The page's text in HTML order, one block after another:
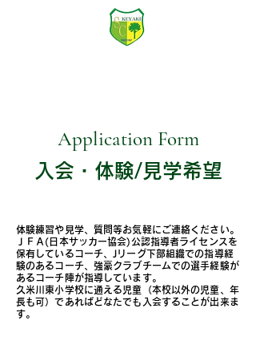
Application Form
入会・体験/見学希望
体験練習や見学、質問等お気軽にご連絡ください。
ＪＦＡ(日本サッカー協会)公認指導者ライセンスを
保有しているコーチ、Jリーグ下部組織での指導経
験のあるコーチ、強豪クラブチームでの選手経験が
あるコーチ陣が指導しています。
久米川東小学校に通える児童（本校以外の児童、年
長も可）であればどなたでも入会することが出来ま
す。